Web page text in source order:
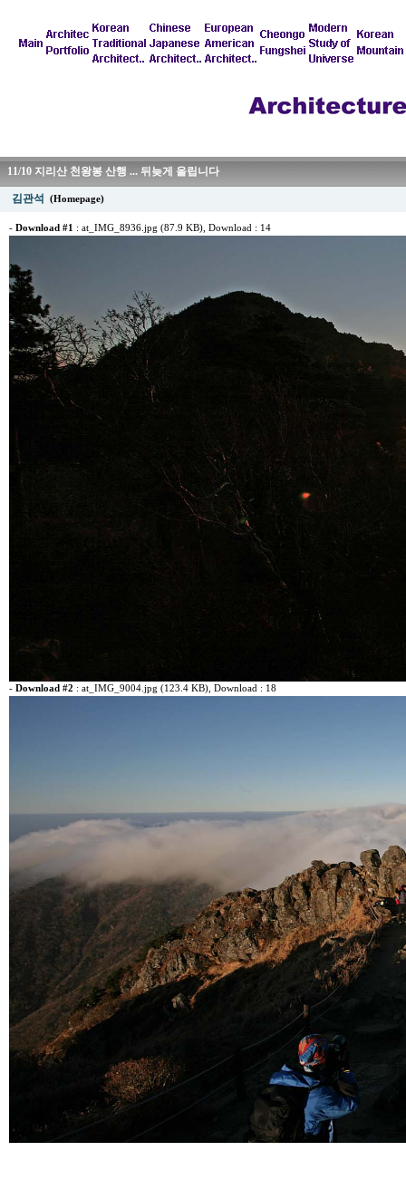
11/10 지리산 천왕봉 산행 ... 뒤늦게 올립니다
김관석 (Homepage)
- Download #1 : at_IMG_8936.jpg (87.9 KB) , Download : 14
- Download #2 : at_IMG_9004.jpg (123.4 KB), Download : 18